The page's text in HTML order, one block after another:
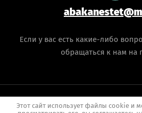
Если у вас есть какие-либо
обращаться к нам на
Copyright © 2009 - 2026
Этот сайт использует файлы cookie и